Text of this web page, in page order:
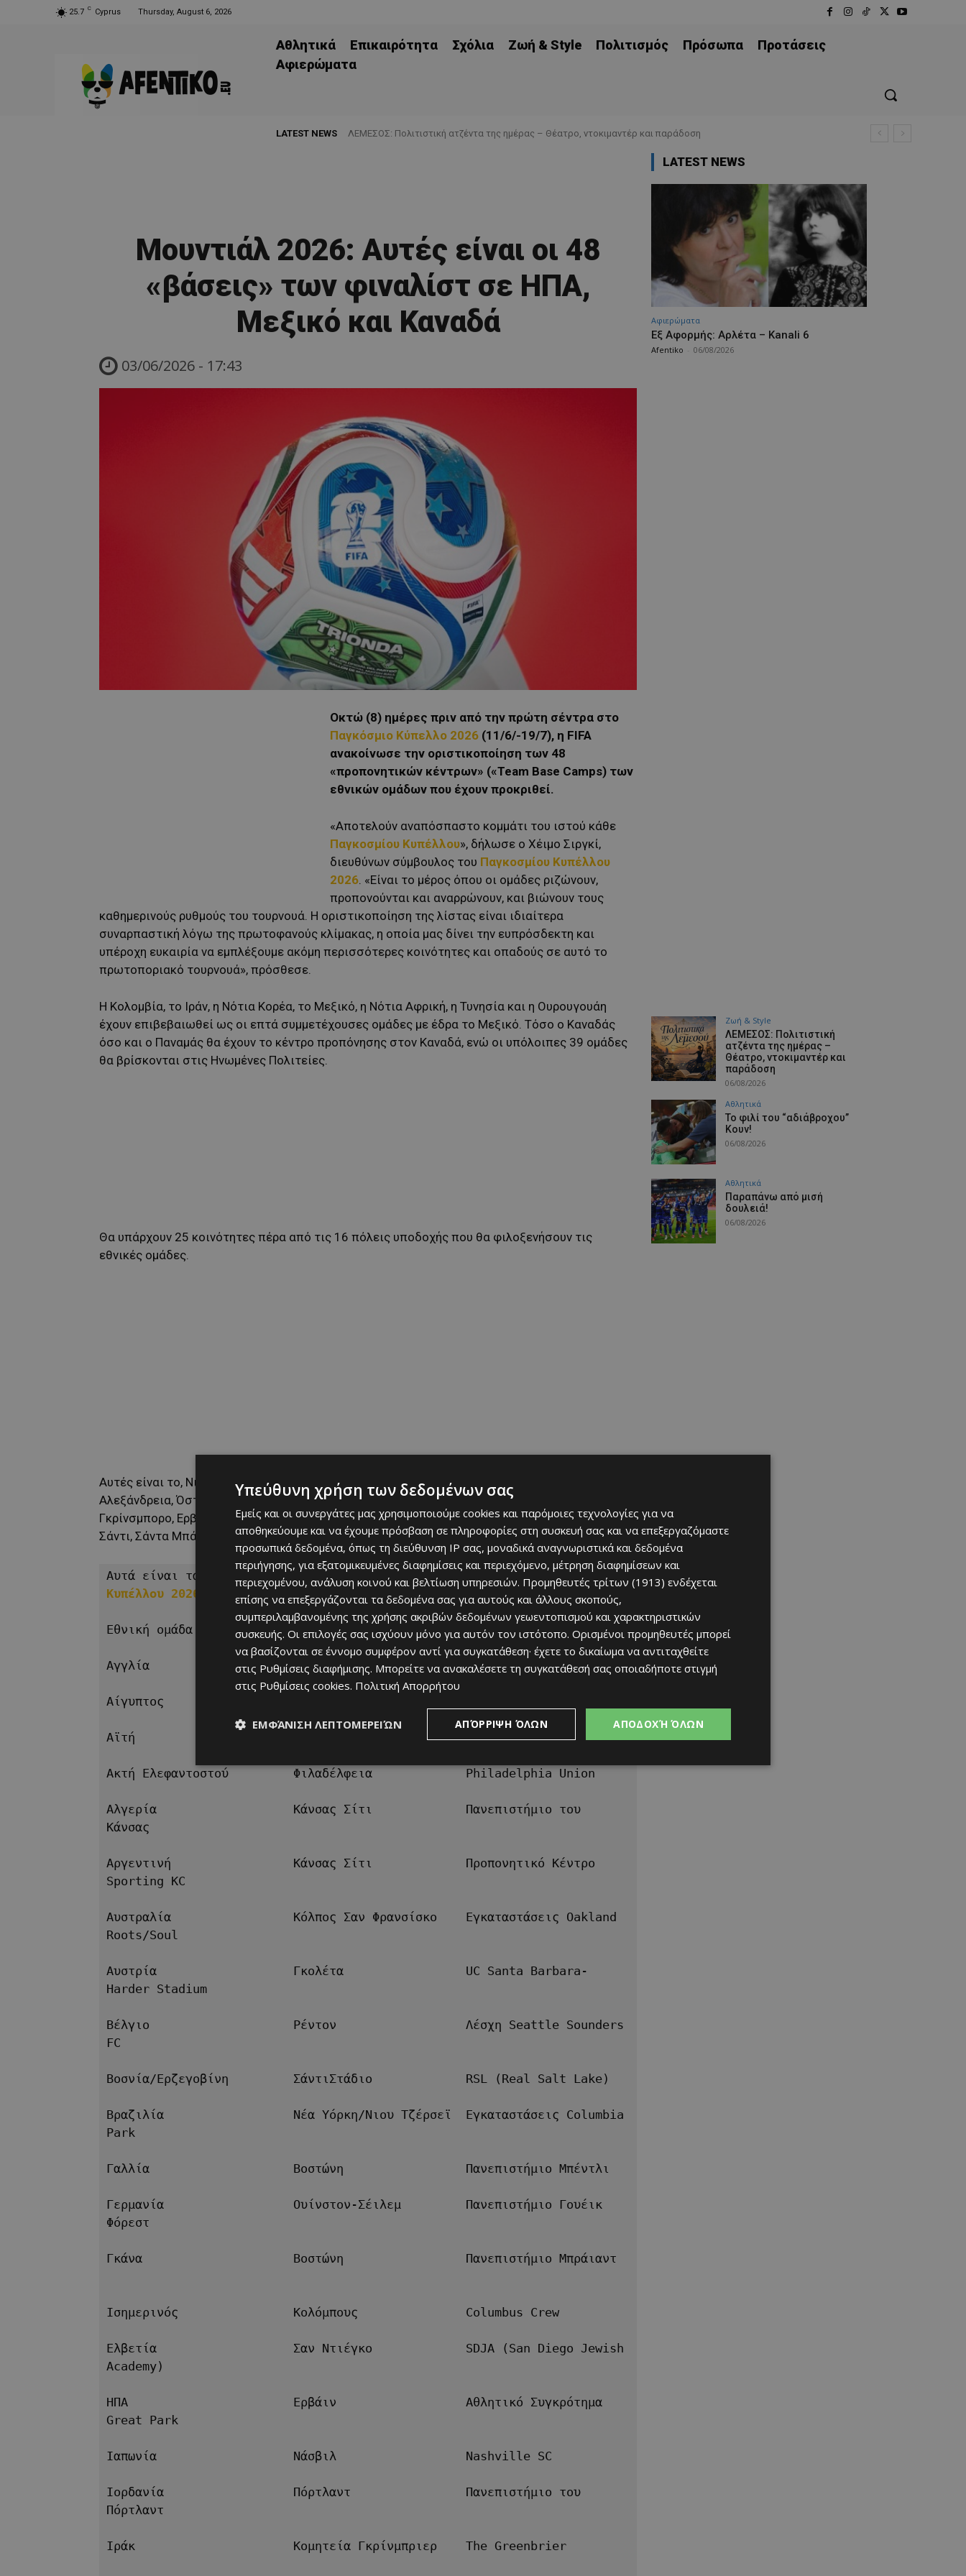
25.7 C Cyprus Thursday, August 6, 2026
Αθλητικά Επικαιρότητα Σχόλια Ζωή & Style Πολιτισμός Πρόσωπα
Προτάσεις
Aφιερώματα
LATEST NEWS ΛΕΜΕΣΟΣ: Πολιτιστική ατζέντα της ημέρας – Θέατρο, ντοκιμαντέρ και παράδοση
Μουντιάλ 2026: Αυτές είναι οι 48
«βάσεις» των φιναλίστ σε ΗΠΑ,
Μεξικό και Καναδά
03/06/2026 - 17:43
Οκτώ (8) ημέρες πριν από την πρώτη σέντρα στο
Παγκόσμιο Κύπελλο 2026 (11/6/-19/7), η FIFA
ανακοίνωσε την οριστικοποίηση των 48
«προπονητικών κέντρων» («Team Base Camps) των
εθνικών ομάδων που έχουν προκριθεί.
«Αποτελούν αναπόσπαστο κομμάτι του ιστού κάθε
Παγκοσμίου Κυπέλλου», δήλωσε ο Χέιμο Σιργκί,
διευθύνων σύμβουλος του Παγκοσμίου Κυπέλλου
2026. «Είναι το μέρος όπου οι ομάδες ριζώνουν,
προπονούνται και αναρρώνουν, και βιώνουν τους
καθημερινούς ρυθμούς του τουρνουά. Η οριστικοποίηση της λίστας είναι ιδιαίτερα
συναρπαστική λόγω της πρωτοφανούς κλίμακας, η οποία μας δίνει την ευπρόσδεκτη και
υπέροχη ευκαιρία να εμπλέξουμε ακόμη περισσότερες κοινότητες και οπαδούς σε αυτό το
πρωτοποριακό τουρνουά», πρόσθεσε.
Η Κολομβία, το Ιράν, η Νότια Κορέα, το Μεξικό, η Νότια Αφρική, η Τυνησία και η Ουρουγουάη
έχουν επιβεβαιωθεί ως οι επτά συμμετέχουσες ομάδες με έδρα το Μεξικό. Τόσο ο Καναδάς
όσο και ο Παναμάς θα έχουν το κέντρο προπόνησης στον Καναδά, ενώ οι υπόλοιπες 39 ομάδες
θα βρίσκονται στις Ηνωμένες Πολιτείες.
Θα υπάρχουν 25 κοινότητες πέρα από τις 16 πόλεις υποδοχής που θα φιλοξενήσουν τις
εθνικές ομάδες.
Αυτές είναι το, Νιου Τεκάνσεθ στον Καναδά· Κανκούν, Πατσούκα και Τιχουάνα στο Μεξικό· και
Αλεξάνδρεια, Όστιν, Μπόκα Ρατόν, Σάρλοτ, Τσατανούγκα, Κολόμπους, Γκολέτα, Γκρίνμπριερ,
Γκρίνσμπορο, Ερβάιν, Μέσα, Νάσβιλ, Παλμ Μπιτς Γκάρντενς, Πόρτλαντ, Ρέντον, Σαν Ντιέγκο,
Σάντι, Σάντα Μπάρμπαρα, Σποκάν, Τάμπα και Ουίνστον-Σέιλεμ στις Ηνωμένες Πολιτείες.
Αυτά είναι τα «προπονητικά κέντρα» των 48 φιναλίστ του Παγκοσμίου
Κυπέλλου 2026
Εθνική ομάδα                Πόλη                  Προπονητικό Κέντρο
Αγγλία                    Κάνσας Σίτι             Swope Soccer Village
Αίγυπτος                  Σποκάν                  Πανεπιστήμιο Γκονζάγκα
Αϊτή                      Νέα Υόρκη/Νιου Τζέρσεϊ  Πανεπιστήμιο Στόκτον
Ακτή Ελεφαντοστού         Φιλαδέλφεια             Philadelphia Union
Αλγερία                   Κάνσας Σίτι             Πανεπιστήμιο του
Κάνσας
Αργεντινή                 Κάνσας Σίτι             Προπονητικό Κέντρο
Sporting KC
Αυστραλία                 Κόλπος Σαν Φρανσίσκο    Εγκαταστάσεις Oakland
Roots/Soul
Αυστρία                   Γκολέτα                 UC Santa Barbara-
Harder Stadium
Βέλγιο                    Ρέντον                  Λέσχη Seattle Sounders
FC
Βοσνία/Ερζεγοβίνη         ΣάντιΣτάδιο             RSL (Real Salt Lake)
Βραζιλία                  Νέα Υόρκη/Νιου Τζέρσεϊ  Εγκαταστάσεις Columbia
Park
Γαλλία                    Βοστώνη                 Πανεπιστήμιο Μπέντλι
Γερμανία                  Ουίνστον-Σέιλεμ         Πανεπιστήμιο Γουέικ
Φόρεστ
Γκάνα                     Βοστώνη                 Πανεπιστήμιο Μπράιαντ
Ισημερινός                Κολόμπους               Columbus Crew
Ελβετία                   Σαν Ντιέγκο             SDJA (San Diego Jewish
Academy)
ΗΠΑ                       Ερβάιν                  Αθλητικό Συγκρότημα
Great Park
Ιαπωνία                   Νάσβιλ                  Nashville SC
Ιορδανία                  Πόρτλαντ                Πανεπιστήμιο του
Πόρτλαντ
Ιράκ                      Κομητεία Γκρίνμπριερ    The Greenbrier
LATEST NEWS
Aφιερώματα
Εξ Αφορμής: Αρλέτα – Kanali 6
Afentiko 06/08/2026
Ζωή & Style
ΛΕΜΕΣΟΣ: Πολιτιστική
ατζέντα της ημέρας –
Θέατρο, ντοκιμαντέρ και
παράδοση
06/08/2026
Αθλητικά
Το φιλί του “αδιάβροχου”
Κουν!
06/08/2026
Αθλητικά
Παραπάνω από μισή
δουλειά!
06/08/2026
Υπεύθυνη χρήση των δεδομένων σας
Εμείς και οι συνεργάτες μας χρησιμοποιούμε cookies και παρόμοιες τεχνολογίες για να
αποθηκεύουμε και να έχουμε πρόσβαση σε πληροφορίες στη συσκευή σας και να επεξεργαζόμαστε
προσωπικά δεδομένα, όπως τη διεύθυνση IP σας, μοναδικά αναγνωριστικά και δεδομένα
περιήγησης, για εξατομικευμένες διαφημίσεις και περιεχόμενο, μέτρηση διαφημίσεων και
περιεχομένου, ανάλυση κοινού και βελτίωση υπηρεσιών. Προμηθευτές τρίτων (1913) ενδέχεται
επίσης να επεξεργάζονται τα δεδομένα σας για αυτούς και άλλους σκοπούς,
συμπεριλαμβανομένης της χρήσης ακριβών δεδομένων γεωεντοπισμού και χαρακτηριστικών
συσκευής. Οι επιλογές σας ισχύουν μόνο για αυτόν τον ιστότοπο. Ορισμένοι προμηθευτές μπορεί
να βασίζονται σε έννομο συμφέρον αντί για συγκατάθεση· έχετε το δικαίωμα να αντιταχθείτε
στις Ρυθμίσεις διαφήμισης. Μπορείτε να ανακαλέσετε τη συγκατάθεσή σας οποιαδήποτε στιγμή
στις Ρυθμίσεις cookies. Πολιτική Απορρήτου
ΑΠΟΔΟΧΉ ΌΛΩΝ
ΑΠΌΡΡΙΨΗ ΌΛΩΝ
ΕΜΦΆΝΙΣΗ ΛΕΠΤΟΜΕΡΕΙΏΝ